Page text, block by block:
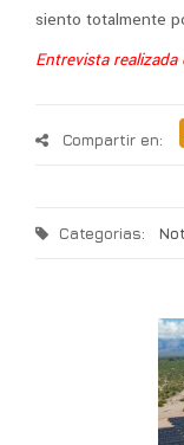
siento totalmente
Entrevista realizada
Compartir en:
Categorias: